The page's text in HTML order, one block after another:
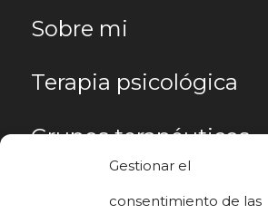
Gestionar el
consentimiento de las
Sobre mi
Terapia psicológica
Grupos terapéuticos
Estimulación cognitiva